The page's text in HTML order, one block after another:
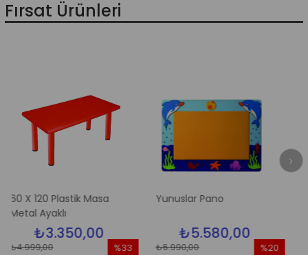
Fırsat Ürünleri
Plastik Masa
Yunuslar Pano
₺5.580,00
₺6.990,00 ₺6.990,00